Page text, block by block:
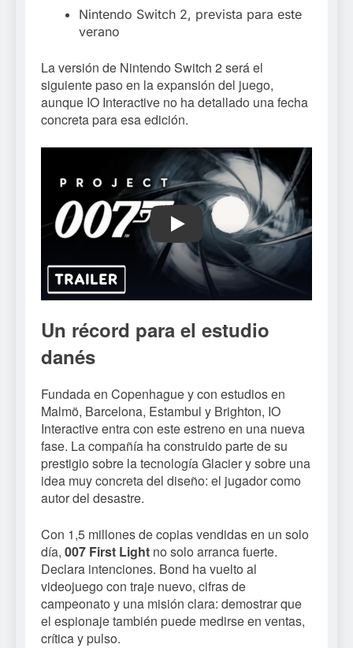
Nintendo Switch 2, prevista para este
verano
La versión de Nintendo Switch 2 será el
siguiente paso en la expansión del juego,
aunque IO Interactive no ha detallado una fecha
concreta para esa edición.
Play
Un récord para el estudio
danés
Fundada en Copenhague y con estudios en
Malmö, Barcelona, Estambul y Brighton, IO
Interactive entra con este estreno en una nueva
fase. La compañía ha construido parte de su
prestigio sobre la tecnología Glacier y sobre una
idea muy concreta del diseño: el jugador como
autor del desastre.
Con 1,5 millones de copias vendidas en un solo
día, 007 First Light no solo arranca fuerte.
Declara intenciones. Bond ha vuelto al
videojuego con traje nuevo, cifras de
campeonato y una misión clara: demostrar que
el espionaje también puede medirse en ventas,
crítica y pulso.